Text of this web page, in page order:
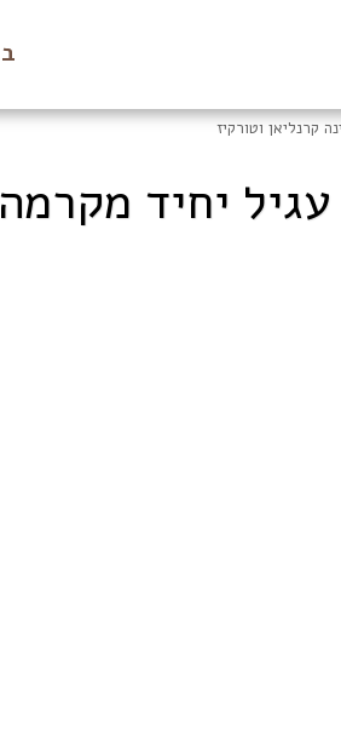
קרנליאן וטורקיז
עגיל יחיד